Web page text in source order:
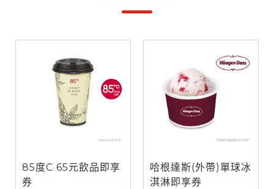
85度C 65元飲品即享
券
哈根達斯(外帶)單球冰
淇淋即享券